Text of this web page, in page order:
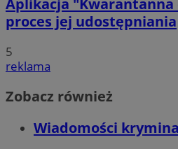
proces jej udostępniania
5
reklama
Zobacz również
Wiadomości